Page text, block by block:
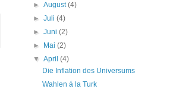
►August(4)
►Juli(4)
►Juni(2)
►
Mai(2)
▼April(4)
Die Inflation des Universums
Wahlen á la Turk